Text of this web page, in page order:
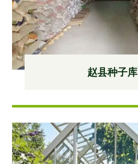
赵县种子库